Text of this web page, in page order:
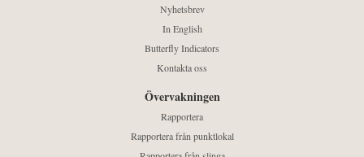
Nyhetsbrev
In English
Butterfly Indicators
Kontakta oss
Övervakningen
Rapportera
Rapportera från punktlokal